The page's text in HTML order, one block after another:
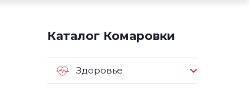
Каталог Комаровки
Здоровье